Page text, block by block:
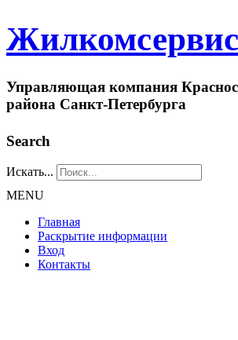
Управляющая компания
района Санкт-Петербурга
Search
Искать...
MENU
Главная
Раскрытие информации
Вход
Контакты